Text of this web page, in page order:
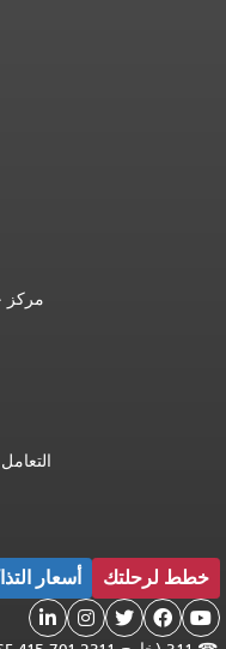
مركز
خطط لرحلتك أسعار




